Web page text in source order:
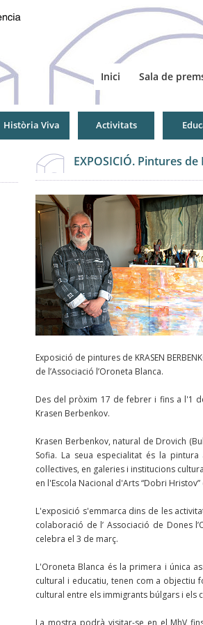
Inici Sala de
Història Viva Activitats
EXPOSICIÓ. Pintures de
Exposició de pintures de KRASEN
de l’Associació l’Oroneta Blanca.
Des del pròxim 17 de febrer i fins a l'1
Krasen Berbenkov.
Krasen Berbenkov, natural de Drovich
Sofia. La seua especialitat és la
col·lectives, en galeries i institucions
en l'Escola Nacional d'Arts “Dobri
L'exposició s'emmarca dins de les
colaboració de l’ Associació de Dones
celebra el 3 de març.
L'Oroneta Blanca és la primera i única
cultural i educatiu, tenen com a objectiu
cultural entre els immigrants búlgars i els
La mostra podrà visitar-se en el MhV